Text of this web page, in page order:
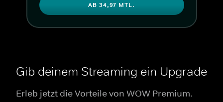
AB 34,97 MTL.
Gib deinem Streaming ein Upgrade
Erleb jetzt die Vorteile von WOW Premium.